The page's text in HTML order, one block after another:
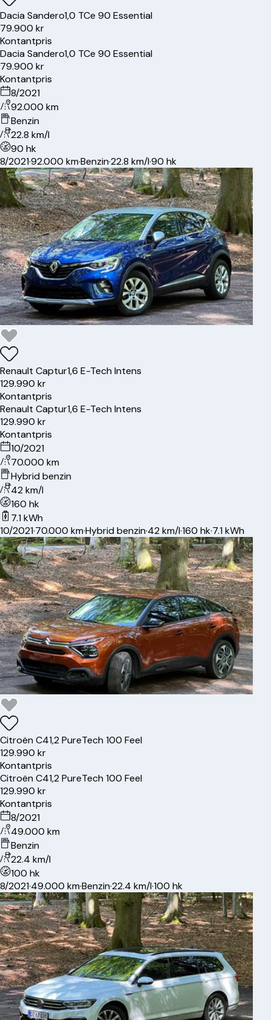
DaciaSandero1,0 TCe 90 Essential
79.900 kr
Kontantpris
DaciaSandero1,0 TCe 90 Essential
79.900 kr
Kontantpris
8/2021
92.000 km
Benzin
22.8 km/l
90 hk
8/2021·92.000 km·Benzin·22.8 km/l·90 hk
Renault Captur1,6 E-Tech Intens
129.990 kr
Kontantpris
Renault Captur1,6 E-Tech Intens
129.990 kr
Kontantpris
10/2021
70.000 km
Hybrid benzin
42 km/l
160 hk
7.1 kWh
10/2021·70.000 km·Hybrid benzin·42 km/l·160 hk·7.1 kWh
CitroënC41,2 PureTech 100 Feel
129.990 kr
Kontantpris
CitroënC41,2 PureTech 100 Feel
129.990 kr
Kontantpris
8/2021
49.000 km
Benzin
22.4 km/l
100 hk
8/2021·49.000 km·Benzin·22.4 km/l·100 hk